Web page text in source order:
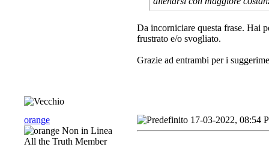
Da incorniciare questa frase. Hai
frustrato e/o svogliato.
Grazie ad entrambi per i
orange
All the Truth Member
17-03-2022, 08:54